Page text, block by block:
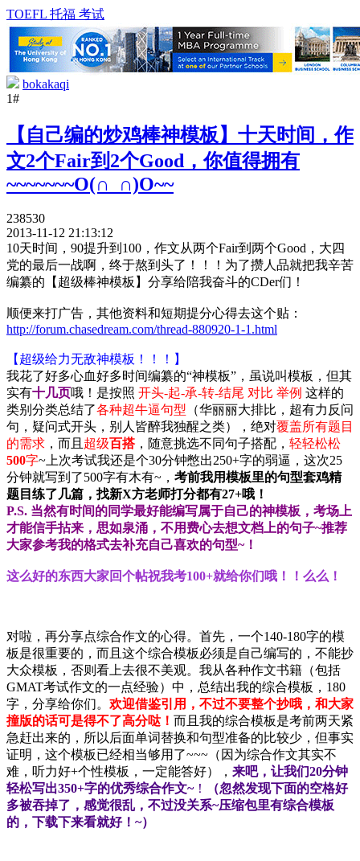
TOEFL 托福 考试
bokakaqi
1#
【自己编的炒鸡棒神模板】十天时间，作
文2个Fair到2个Good，你值得拥有
~~~~~~~O(∩_∩)O~~
238530
2013-11-12 21:13:12
10天时间，90提升到100，作文从两个Fair到两个Good，大四
党的最后一战啊，终于熬到头了！！！为了攒人品就把我辛苦
编纂的【超级棒神模板】分享给陪我奋斗的CDer们！
顺便来打广告，其他资料和短期提分心得去这个贴：
http://forum.chasedream.com/thread-880920-1-1.html
【超级给力无敌神模板！！！ 】
我花了好多心血好多时间编纂的“神模板”，虽说叫模板，但其
实有十几页哦！是按照 开头-起-承-转-结尾 对比 举例 这样的
类别分类总结了各种超牛逼句型 （华丽丽大排比，超有力反问
句，疑问式开头，别人皆醉我独醒之类），绝对覆盖所有题目
的需求 ，而且 超级百搭 ，随意挑选不同句子搭配， 轻轻松松
500字~上次考试我还是个30分钟憋出250+字的弱逼，这次25
分钟就写到了500字有木有~ ， 考前我用模板里的句型套鸡精
题目练了几篇，找新X方老师打分都有27+哦！
P.S. 当然有时间的同学最好能编写属于自己的神模板，考场上
才能信手拈来，思如泉涌，不用费心去想文档上的句子~推荐
大家参考我的格式去补充自己喜欢的句型~！
这么好的东西大家回个帖祝我考100+就给你们哦！！么么！
对啦，再分享点综合作文的心得。首先，一个140-180字的模
板是很重要的，而且这个综合模板必须是自己编写的，不能抄
大众模板，否则看上去很不美观。我从各种作文书籍（包括
GMAT考试作文的一点经验）中，总结出我的综合模板，180
字，分享给你们。 欢迎借鉴引用，不过不要整个抄哦，和大家
撞版的话可是得不了高分哒！ 而且我的综合模板是考前两天紧
急赶出来的，所以后面单词替换和句型准备的比较少，但事实
证明，这个模板已经相当够用了~~~（因为综合作文其实不
难，听力好+个性模板，一定能答好）， 来吧，让我们20分钟
轻松写出350+字的优秀综合作文~！
（忽然发现下面的空格好
多被吞掉了，感觉很乱，不过没关系~压缩包里有综合模板
的，下载下来看就好！~）